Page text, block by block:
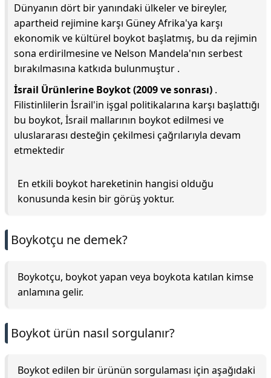
Dünyanın dört bir yanındaki ülkeler ve bireyler,
apartheid rejimine karşı Güney Afrika'ya karşı
ekonomik ve kültürel boykot başlatmış, bu da rejimin
sona erdirilmesine ve Nelson Mandela'nın serbest
bırakılmasına katkıda bulunmuştur .
İsrail Ürünlerine Boykot (2009 ve sonrası) .
Filistinlilerin İsrail'in işgal politikalarına karşı başlattığı
bu boykot, İsrail mallarının boykot edilmesi ve
uluslararası desteğin çekilmesi çağrılarıyla devam
etmektedir
En etkili boykot hareketinin hangisi olduğu
konusunda kesin bir görüş yoktur.
Boykotçu ne demek?
Boykotçu, boykot yapan veya boykota katılan kimse
anlamına gelir.
Boykot ürün nasıl sorgulanır?
Boykot edilen bir ürünün sorgulaması için aşağıdaki